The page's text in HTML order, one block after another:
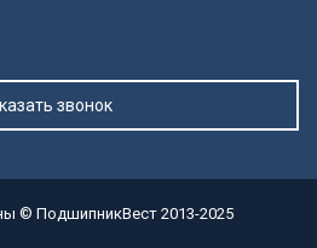
звонок
© ПодшипникВест 2013-2025